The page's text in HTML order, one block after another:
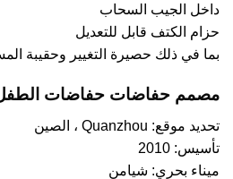
داخل الجيب السحاب
حزام الكتف قابل للتعديل
بما في ذلك حصيرة التغيير وحقيبة
مصمم حفاضات حفاضات
تحديد موقع: Quanzhou ، الصين
تأسيس: 2010
ميناء بحري: شيامن